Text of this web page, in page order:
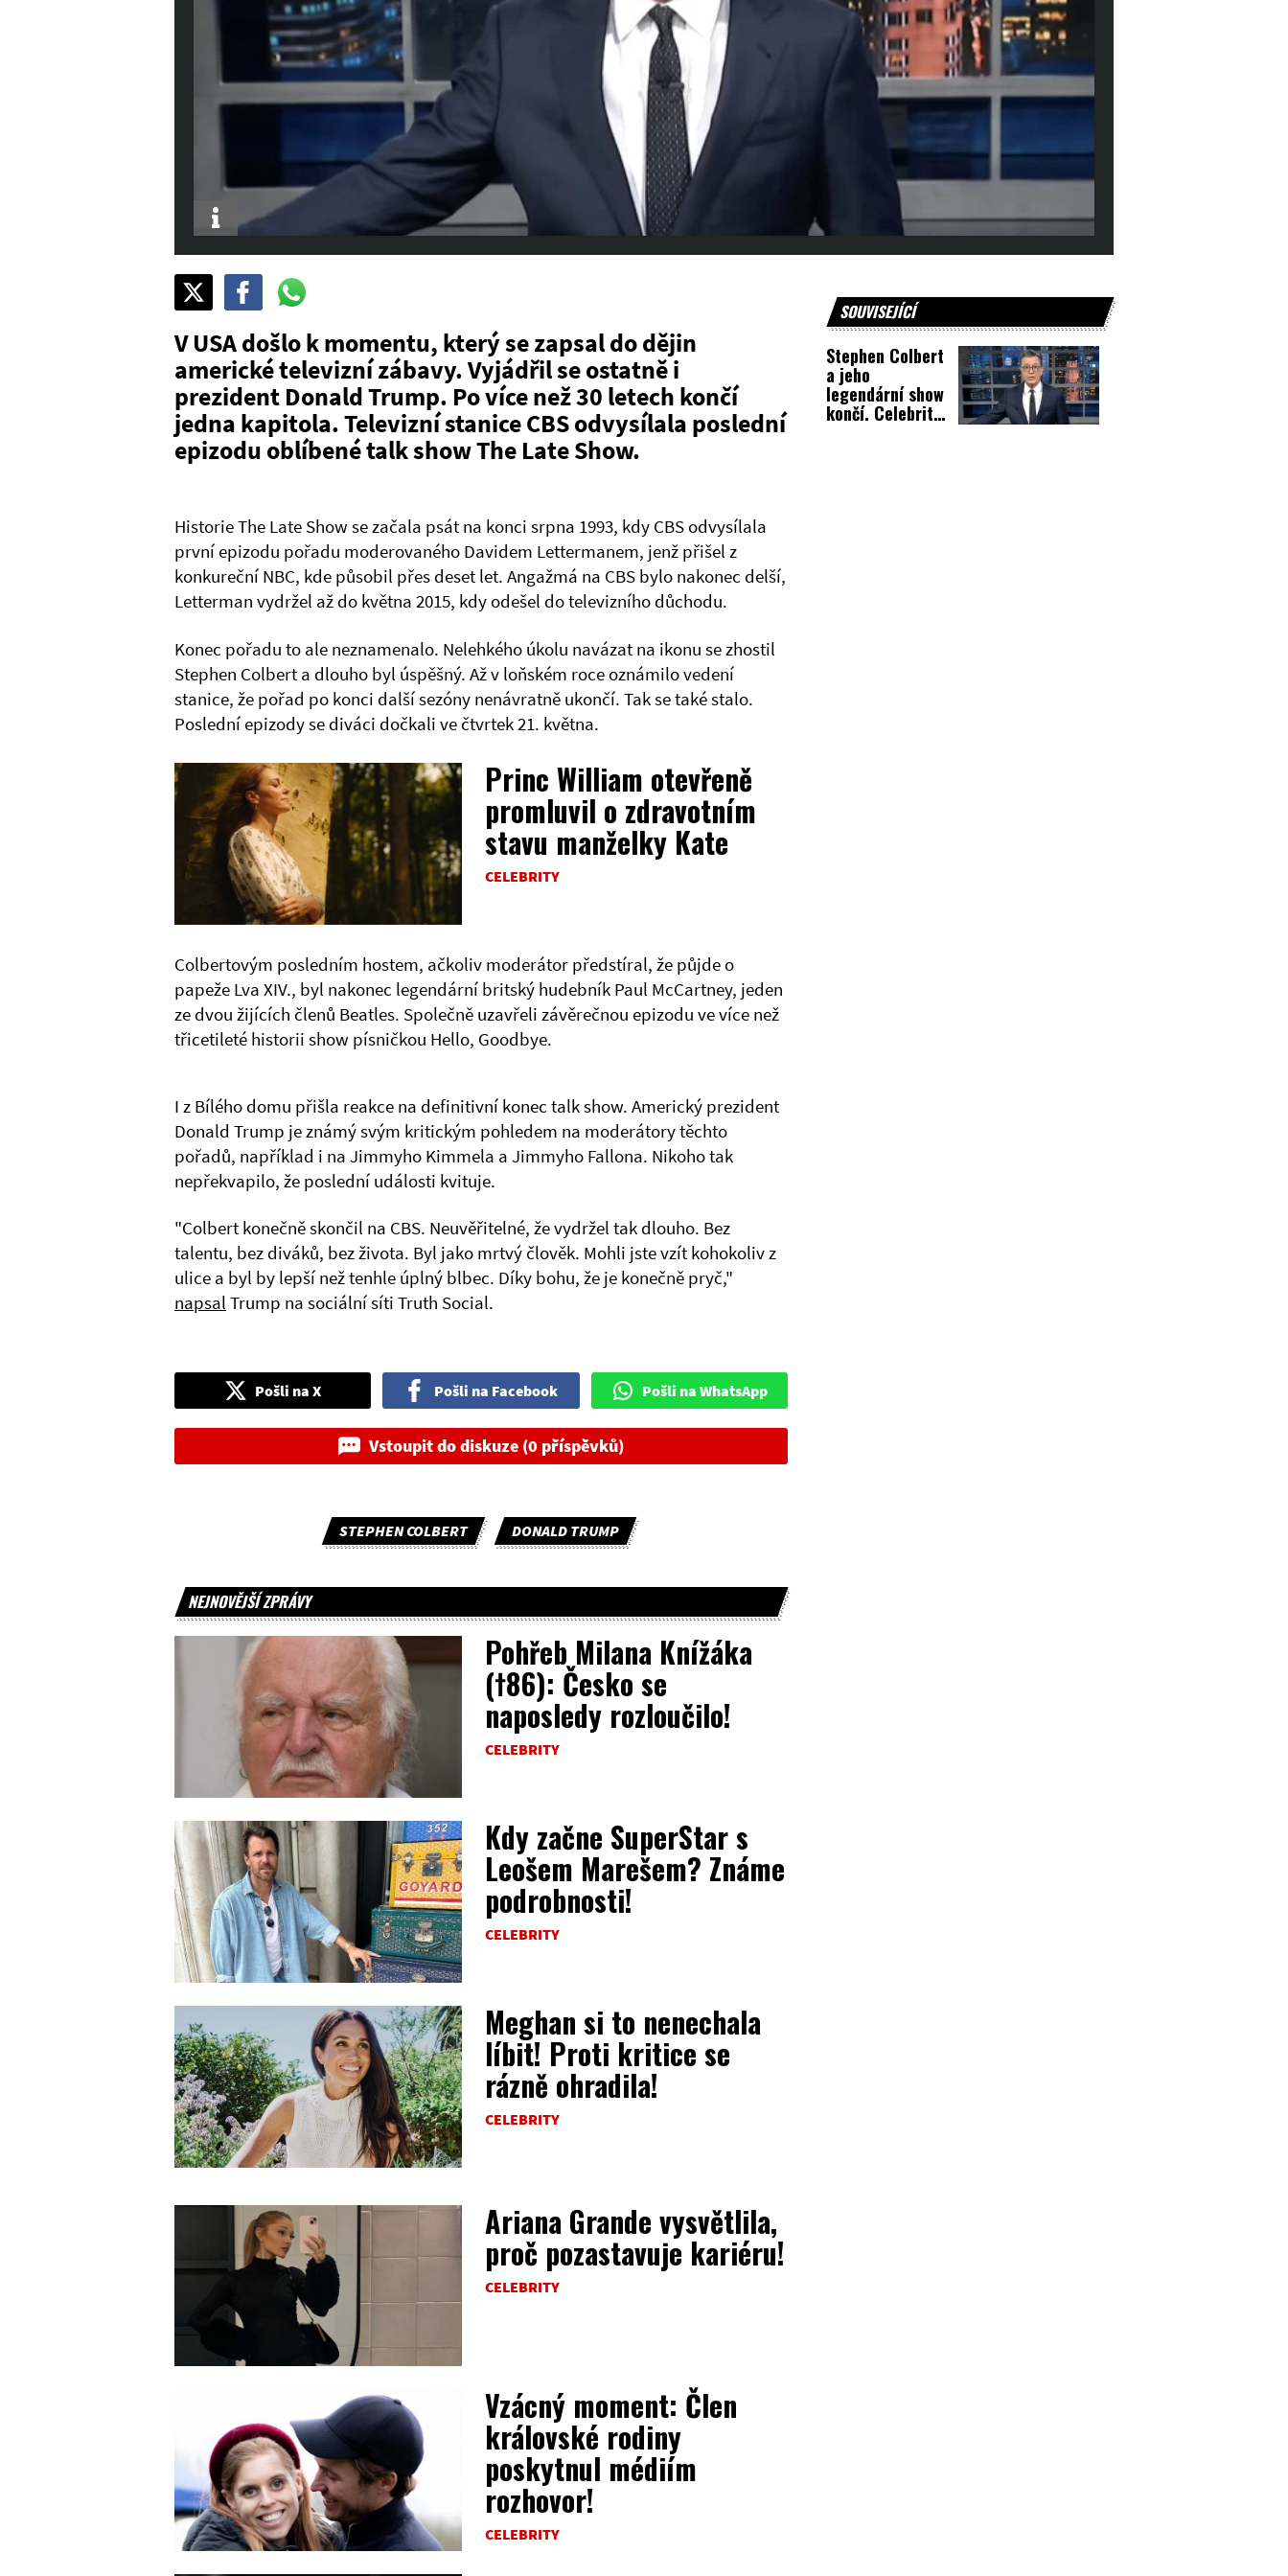
Info
Pošli
na
X
Pošli
na
FacebookWhatsAppu
V USA došlo k momentu, který se zapsal do dějin
americké televizní zábavy. Vyjádřil se ostatně i
prezident Donald Trump. Po více než 30 letech končí
jedna kapitola. Televizní stanice CBS odvysílala poslední
epizodu oblíbené talk show The Late Show.
Historie The Late Show se začala psát na konci srpna 1993, kdy CBS odvysílala
první epizodu pořadu moderovaného Davidem Lettermanem, jenž přišel z
konkureční NBC, kde působil přes deset let. Angažmá na CBS bylo nakonec delší,
Letterman vydržel až do května 2015, kdy odešel do televizního důchodu.
Konec pořadu to ale neznamenalo. Nelehkého úkolu navázat na ikonu se zhostil
Stephen Colbert a dlouho byl úspěšný. Až v loňském roce oznámilo vedení
stanice, že pořad po konci další sezóny nenávratně ukončí. Tak se také stalo.
Poslední epizody se diváci dočkali ve čtvrtek 21. května.
Princ William otevřeně
promluvil o zdravotním
stavu manželky Kate
CELEBRITY
Colbertovým posledním hostem, ačkoliv moderátor předstíral, že půjde o
papeže Lva XIV., byl nakonec legendární britský hudebník Paul McCartney, jeden
ze dvou žijících členů Beatles. Společně uzavřeli závěrečnou epizodu ve více než
třicetileté historii show písničkou Hello, Goodbye.
I z Bílého domu přišla reakce na definitivní konec talk show. Americký prezident
Donald Trump je známý svým kritickým pohledem na moderátory těchto
pořadů, například i na Jimmyho Kimmela a Jimmyho Fallona. Nikoho tak
nepřekvapilo, že poslední události kvituje.
"Colbert konečně skončil na CBS. Neuvěřitelné, že vydržel tak dlouho. Bez
talentu, bez diváků, bez života. Byl jako mrtvý člověk. Mohli jste vzít kohokoliv z
ulice a byl by lepší než tenhle úplný blbec. Díky bohu, že je konečně pryč,"
napsal Trump na sociální síti Truth Social.
Pošli na X Pošli na Facebook Pošli na WhatsApp
Vstoupit do diskuze (0 příspěvků)
STEPHEN COLBERT DONALD TRUMP
NEJNOVĚJŠÍ ZPRÁVY
Pohřeb Milana Knížáka
(†86): Česko se
naposledy rozloučilo!
CELEBRITY
Kdy začne SuperStar s
Leošem Marešem? Známe
podrobnosti!
CELEBRITY
Meghan si to nenechala
líbit! Proti kritice se
rázně ohradila!
CELEBRITY
Ariana Grande vysvětlila,
proč pozastavuje kariéru!
CELEBRITY
Vzácný moment: Člen
královské rodiny
poskytnul médiím
rozhovor!
CELEBRITY
SOUVISEJÍCÍ
Stephen Colbert
a jeho
legendární show
končí. Celebrity